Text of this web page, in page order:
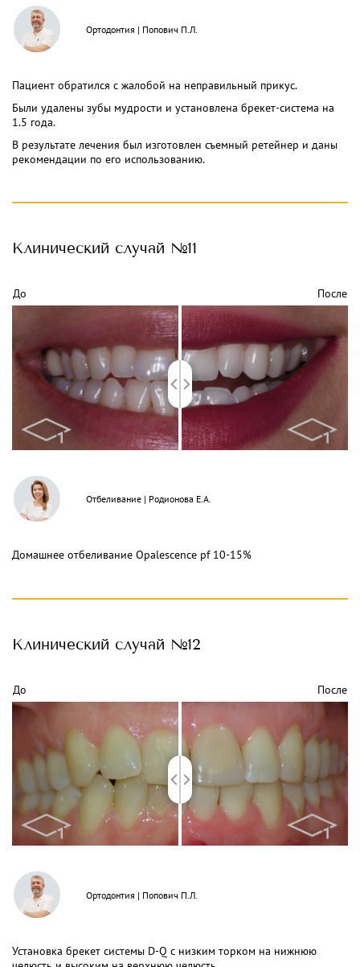
Ортодонтия | Попович П.Л.
Пациент обратился с жалобой на неправильный прикус.
Были удалены зубы мудрости и установлена брекет-система на
1.5 года.
В результате лечения был изготовлен съемный ретейнер и даны
рекомендации по его использованию.
Клинический случай №11
До После
Отбеливание| Родионова Е.А.
Домашнее отбеливание Opalescence pf 10-15%
Клинический случай №12
До После
Ортодонтия | Попович П.Л.
Установка брекет системы D-Q с низким торком на нижнюю